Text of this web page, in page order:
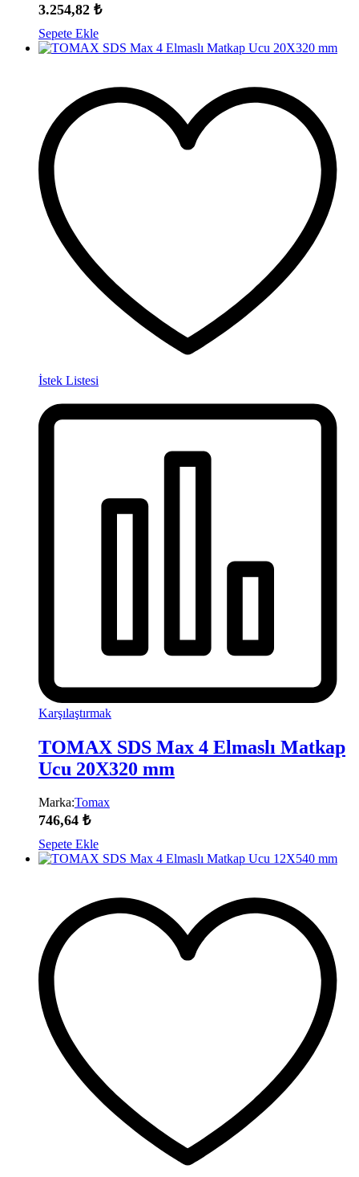
3.254,82 ₺
Sepete Ekle
İstek Listesi
Karşılaştırmak
TOMAX SDS Max 4 Elmaslı Matkap
Ucu 20X320 mm
Marka:Tomax
746,64 ₺
Sepete Ekle